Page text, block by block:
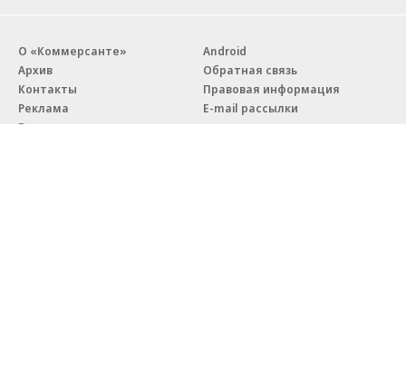
О «Коммерсанте»
Архив
Контакты
Реклама
Вакансии
Android
Обратная связь
Правовая информация
E-mail рассылки